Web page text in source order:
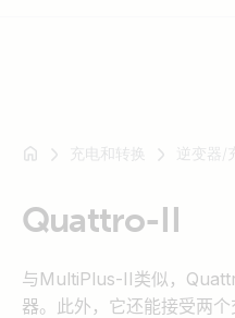
SmartSolar
Multiplus-
Orion
充电和转换 逆变器/
Quattro-II
与 MultiPlus-II类似 ，
器。此外，它还能接受两